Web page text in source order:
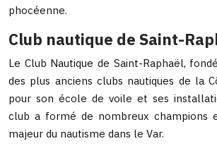
phocéenne.
Club nautique de Saint-
Le Club Nautique de Saint-Raphaël,
des plus anciens clubs nautiques de la
pour son école de voile et ses
club a formé de nombreux champions
majeur du nautisme dans le Var.